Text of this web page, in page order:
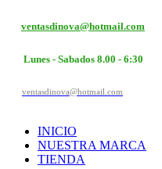
ventasdinova@hotmail.com
Lunes - Sabados 8.00 - 6:30
ventasdinova@hotmail.com
INICIO
NUESTRA MARCA
TIENDA